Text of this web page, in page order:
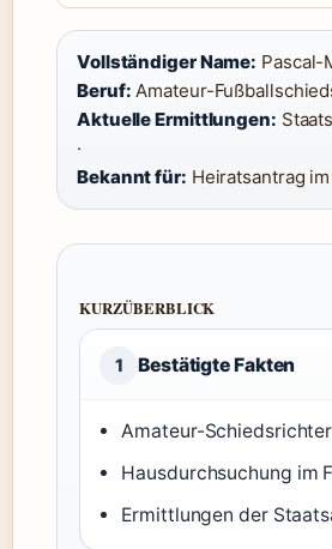
Vollständiger Name: Pascal-
Beruf: Amateur-
Aktuelle Ermittlungen:
·
Bekannt für: Heiratsantrag
KURZÜBERBLICK
1 Bestätigte Fakten
Amateur-
Hausdurchsuchung im
Ermittlungen der